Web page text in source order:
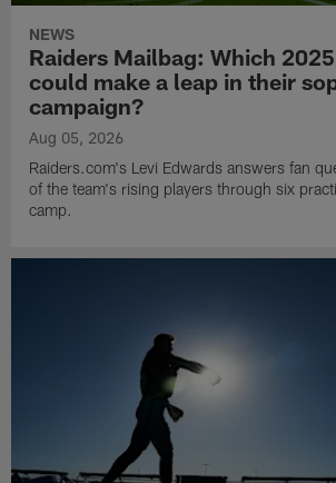
NEWS
Raiders Mailbag: Which
could make a leap in their
campaign?
Aug 05, 2026
Raiders.com's Levi Edwards answers fan
of the team's rising players through six
camp.